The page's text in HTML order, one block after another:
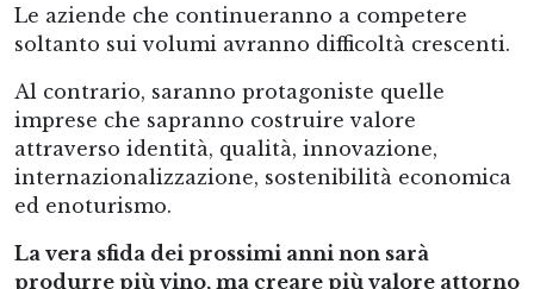
Le aziende che continueranno a competere
soltanto sui volumi avranno difficoltà crescenti.
Al contrario, saranno protagoniste quelle
imprese che sapranno costruire valore
attraverso identità, qualità, innovazione,
internazionalizzazione, sostenibilità economica
ed enoturismo.
La vera sfida dei prossimi anni non sarà
produrre più vino, ma creare più valore attorno